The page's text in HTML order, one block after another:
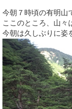
今朝７時頃の有明山
ここのところ、山々
今朝は久しぶりに姿